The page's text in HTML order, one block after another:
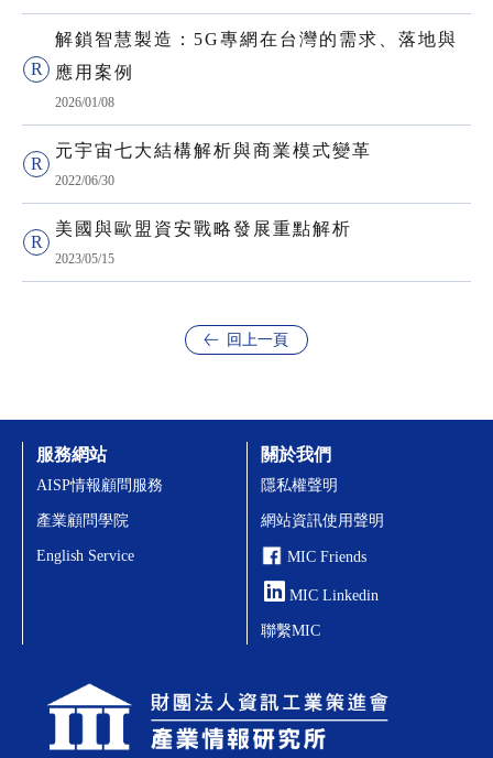
解鎖智慧製造：5G專網在台灣的需求、落地與
應用案例
2026/01/08
元宇宙七大結構解析與商業模式變革
2022/06/30
美國與歐盟資安戰略發展重點解析
2023/05/15
回上一頁
服務網站
AISP情報顧問服務
產業顧問學院
English Service
關於我們
隱私權聲明
網站資訊使用聲明
MIC Friends
MIC Linkedin
聯繫MIC